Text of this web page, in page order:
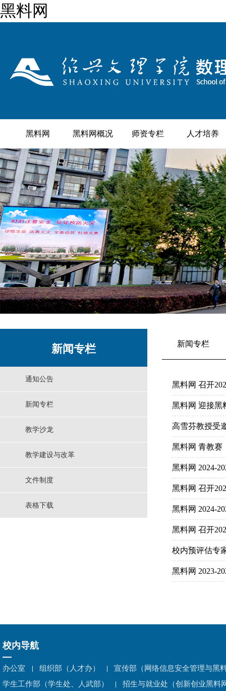
黑料网
黑料网 黑料网概况 师资专栏 人才培养
新闻专栏
通知公告
新闻专栏
教学沙龙
教学建设与改革
文件制度
表格下载
新闻专栏
黑料网 召开
黑料网 迎接黑
高雪芬教授受
黑料网 青教赛
黑料网 2024-
黑料网 召开
黑料网 2024-
黑料网 召开
校内预评估专
黑料网 2023-
校内导航
办公室 组织部（人才办）
宣传部（网络信息安全管理与黑
学生工作部（学生处、人武部）
招生与就业处（创新创业黑料